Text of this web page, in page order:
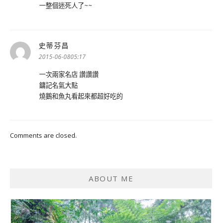
一整個迷死人了~~
史蒂芬昌
示:
2015-06-0805:17
一次兩家名店 讚讚讚
鏞記名氣大點
燒鵝和魚丸看起來都超好吃的
Comments are closed.
ABOUT ME